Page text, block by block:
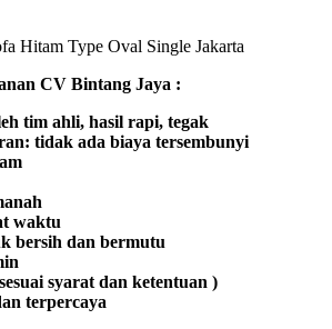
CV Bintang Jaya :
tim ahli, hasil rapi, tegak
tidak ada biaya tersembunyi
waktu
bersih dan bermutu
syarat dan ketentuan )
terpercaya